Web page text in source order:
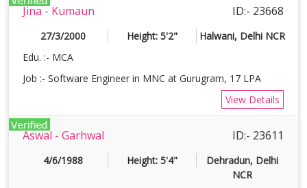
Jina - Kumaun ID:- 23668
27/3/2000 Height: 5'2"
Halwani, Delhi NCR
Edu. :- MCA
Job :- Software Engineer in MNC at Gurugram, 17 LPA
View Details
Aswal - Garhwal ID:- 23611
4/6/1988 Height: 5'4"
Dehradun, Delhi
NCR